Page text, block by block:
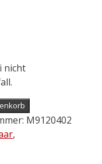
nicht
M9120402
,